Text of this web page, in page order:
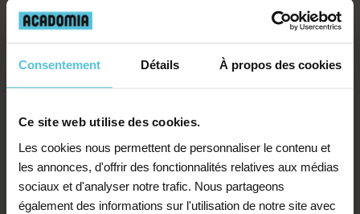
Consentement Détails À propos des cookies
Ce site web utilise des cookies.
Les cookies nous permettent de personnaliser le contenu et
les annonces, d'offrir des fonctionnalités relatives aux médias
sociaux et d'analyser notre trafic. Nous partageons
également des informations sur l'utilisation de notre site avec
moins on agit dans l’urgence.
La zone C concerne les tâches à accomplir
rapidement mais dont l’importance n’est pas
vitale. Ce sont en général celles dont votre
enfant aimerait se passer : ranger sa
peut combiner une tâche A ou B avec une
tâche C : par exemple, écouter un cours
audio d’anglais en faisant le ménage.
La zone D contient tout ce qui peut être